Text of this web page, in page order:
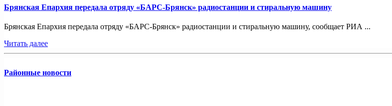
Брянская Епархия передала отряду «БАРС-Брянск» радиостанции и стиральную машину
Брянская Епархия передала отряду «БАРС-Брянск» радиостанции и стиральную машину, сообщает РИА ...
Читать далее
Районные новости